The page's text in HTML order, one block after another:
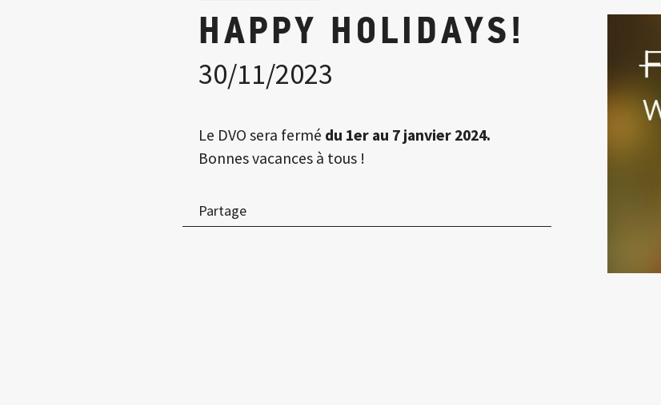
HAPPY HOLIDAYS!
30/11/2023
Le DVO sera fermé du 1er au 7 janvier 2024.
Bonnes vacances à tous !
Partage